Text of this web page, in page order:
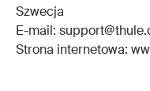
Szwecja
E-mail:
Strona internetowa: